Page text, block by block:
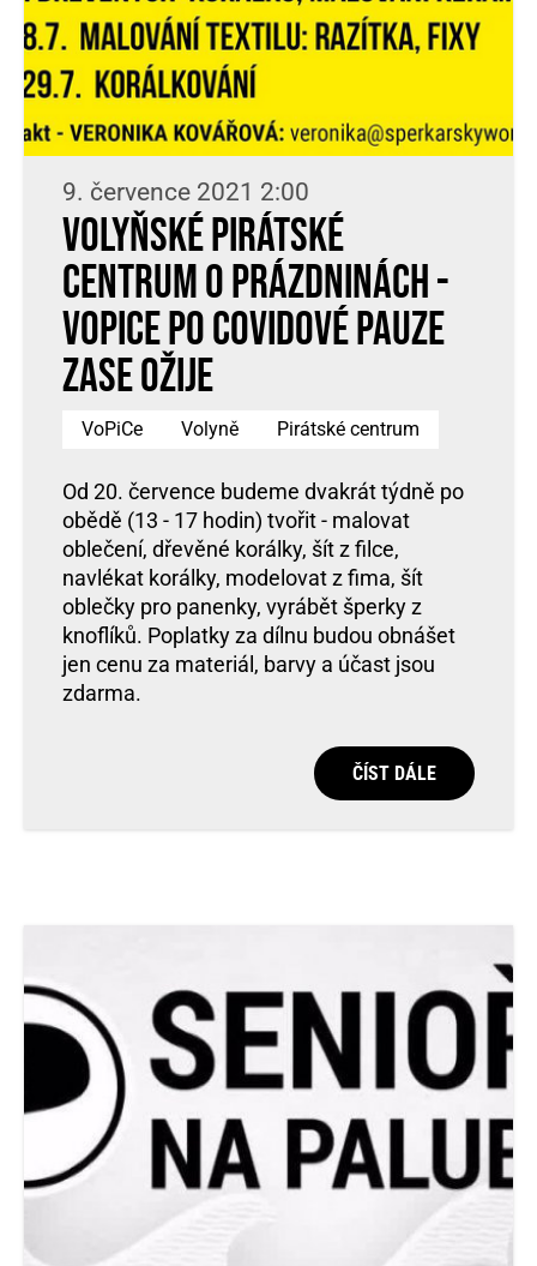
9. července 2021 2:00
Volyňské Pirátské
centrum o prázdninách -
VoPiCe po covidové pauze
zase ožije
VoPiCe Volyně Pirátské centrum
Od 20. července budeme dvakrát týdně po
obědě (13 - 17 hodin) tvořit - malovat
oblečení, dřevěné korálky, šít z filce,
navlékat korálky, modelovat z fima, šít
oblečky pro panenky, vyrábět šperky z
knoflíků. Poplatky za dílnu budou obnášet
jen cenu za materiál, barvy a účast jsou
zdarma.
ČÍST DÁLE